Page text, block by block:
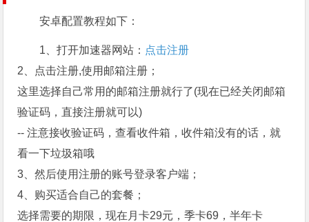
安卓配置教程如下：
1、打开加速器网站： 点击注册
2、点击注册,使用邮箱注册；
这里选择自己常用的邮箱注册就行了(现在已经关闭邮箱
验证码，直接注册就可以)
-- 注意接收验证码，查看收件箱，收件箱没有的话，就
看一下垃圾箱哦
3、然后使用注册的账号登录客户端；
4、购买适合自己的套餐；
选择需要的期限，现在月卡29元，季卡69，半年卡